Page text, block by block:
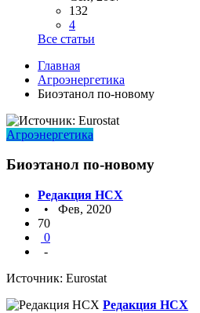
132
4
Все статьи
Главная
Агроэнергетика
Биоэтанол по-новому
Агроэнергетика
Биоэтанол по-новому
Редакция НСХ
• Фев, 2020
70
0
-
Источник: Eurostat
Редакция НСХ